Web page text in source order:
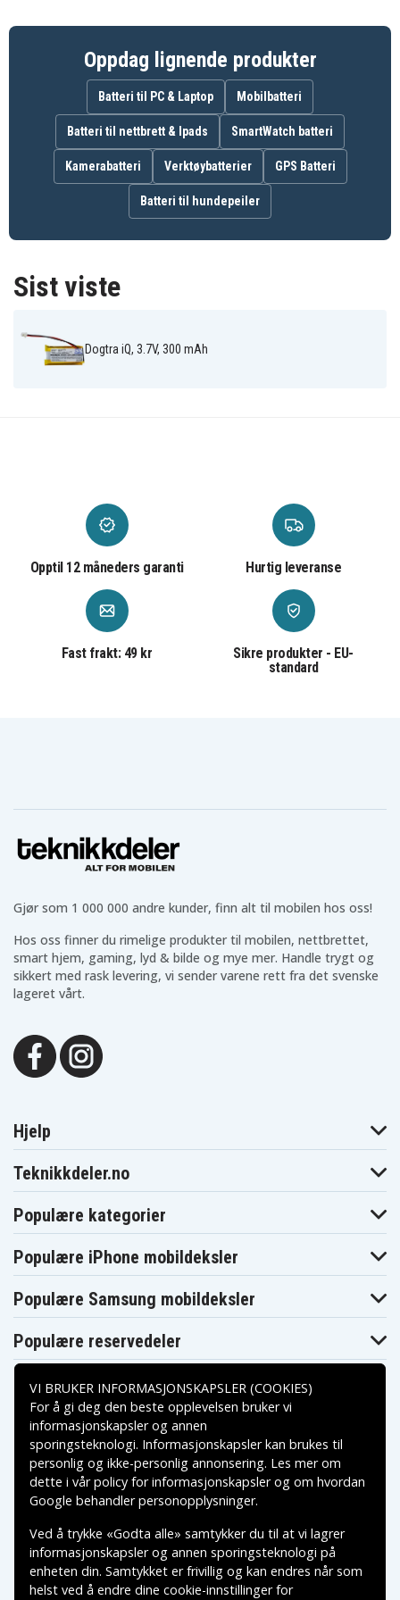
Oppdag lignende produkter
Batteri til PC & Laptop Mobilbatteri
Batteri til nettbrett & Ipads SmartWatch batteri
Kamerabatteri Verktøybatterier GPS Batteri
Batteri til hundepeiler
Sist viste
Dogtra iQ, 3.7V, 300 mAh
Opptil 12 måneders garanti Hurtig leveranse
Fast frakt: 49 kr
Sikre produkter - EU-
standard
Gjør som 1 000 000 andre kunder, finn alt til mobilen hos oss!
Hos oss finner du rimelige produkter til mobilen, nettbrettet,
smart hjem, gaming, lyd & bilde og mye mer. Handle trygt og
sikkert med rask levering, vi sender varene rett fra det svenske
lageret vårt.
Hjelp
Teknikkdeler.no
Populære kategorier
Populære iPhone mobildeksler
Populære Samsung mobildeksler
Populære reservedeler
Betalingsalternativer
Leveringsalternativer
VI BRUKER INFORMASJONSKAPSLER (COOKIES)
For å gi deg den beste opplevelsen bruker vi
informasjonskapsler og annen
sporingsteknologi. Informasjonskapsler kan brukes til
personlig og ikke-personlig annonsering. Les mer om
dette i vårpolicy for informasjonskapslerog om hvordan
Google behandler personopplysninger.
Ved å trykke «Godta alle» samtykker du til at vi lagrer
informasjonskapsler og annen sporingsteknologi på
enheten din. Samtykket er frivillig og kan endres når som
helst ved å endre dine cookie-innstillinger for